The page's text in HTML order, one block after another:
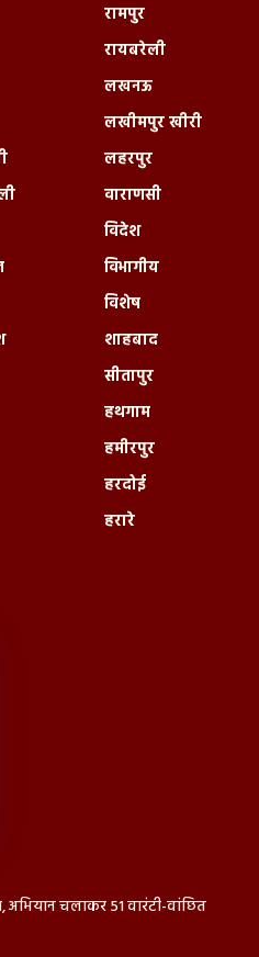
रामपुर
रायबरेली
लखनऊ
लखीमपुर खीरी
लहरपुर
वाराणसी
विदेश
विभागीय
विशेष
शाहबाद
सीतापुर
हथगाम
हमीरपुर
हरदोई
हरारे
चलाकर 51 वारंटी-वांछित